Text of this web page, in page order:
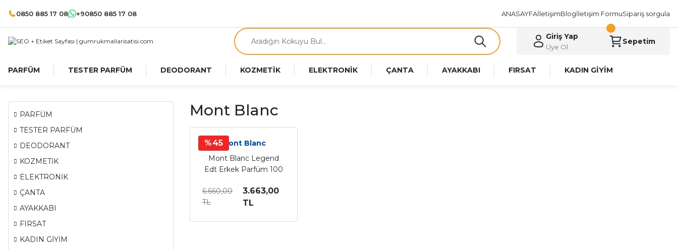
0850 885 17 08 +90850 885 17 08 ANASAYFAİletişimBlogİletişim FormuSipariş sorgula
Giriş Yap
Üye Ol
Sepetim
PARFÜM TESTER PARFÜM DEODORANT KOZMETİK ELEKTRONİK ÇANTA AYAKKABI FIRSAT KADIN GİYİM
PARFÜM
TESTER PARFÜM
DEODORANT
KOZMETİK
ELEKTRONİK
ÇANTA
AYAKKABI
FIRSAT
KADIN GİYİM
Mont Blanc
%45Mont Blanc
Mont Blanc Legend
Edt Erkek Parfüm 100
6.660,00
TL
3.663,00
TL